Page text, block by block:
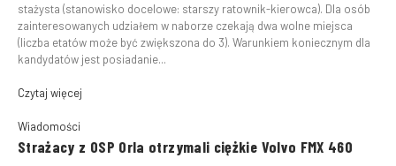
stażysta (stanowisko docelowe: starszy ratownik-kierowca). Dla osób
zainteresowanych udziałem w naborze czekają dwa wolne miejsca
(liczba etatów może być zwiększona do 3). Warunkiem koniecznym dla
kandydatów jest posiadanie...
Czytaj więcej
Wiadomości
Strażacy z OSP Orla otrzymali ciężkie Volvo FMX 460